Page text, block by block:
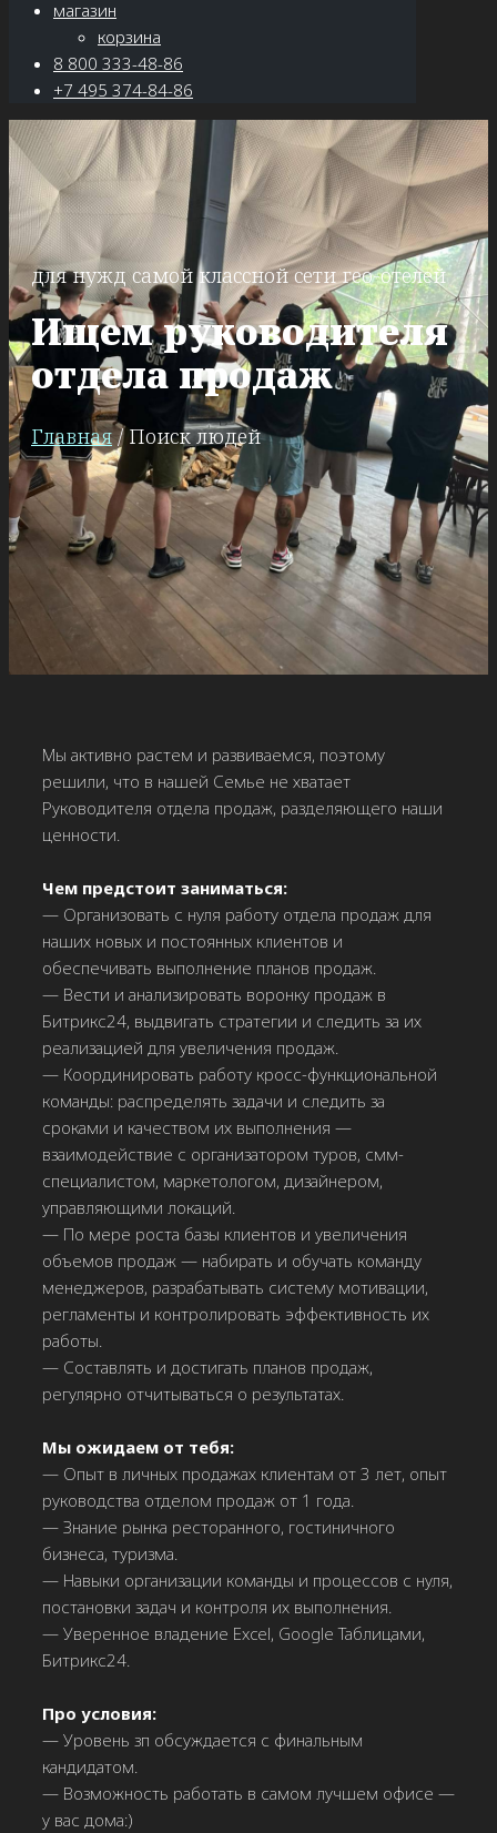
магазин
корзина
8 800 333-48-86
+7 495 374-84-86
для нужд самой классной сети гео-отелей
Ищем руководителя
отдела продаж
Главная/ Поиск людей
Мы активно растем и развиваемся, поэтому
решили, что в нашей Семье не хватает
Руководителя отдела продаж, разделяющего наши
ценности.
Чем предстоит заниматься:
— Организовать с нуля работу отдела продаж для
наших новых и постоянных клиентов и
обеспечивать выполнение планов продаж.
— Вести и анализировать воронку продаж в
Битрикс24, выдвигать стратегии и следить за их
реализацией для увеличения продаж.
— Координировать работу кросс-функциональной
команды: распределять задачи и следить за
сроками и качеством их выполнения —
взаимодействие с организатором туров, смм-
специалистом, маркетологом, дизайнером,
управляющими локаций.
— По мере роста базы клиентов и увеличения
объемов продаж — набирать и обучать команду
менеджеров, разрабатывать систему мотивации,
регламенты и контролировать эффективность их
работы.
— Составлять и достигать планов продаж,
регулярно отчитываться о результатах.
Мы ожидаем от тебя:
— Опыт в личных продажах клиентам от 3 лет, опыт
руководства отделом продаж от 1 года.
— Знание рынка ресторанного, гостиничного
бизнеса, туризма.
— Навыки организации команды и процессов с нуля,
постановки задач и контроля их выполнения.
— Уверенное владение Excel, Google Таблицами,
Битрикс24.
Про условия:
— Уровень зп обсуждается с финальным
кандидатом.
— Возможность работать в самом лучшем офисе —
у вас дома:)